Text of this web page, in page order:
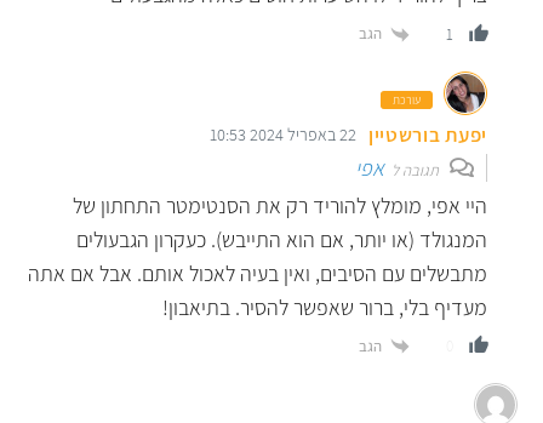
1 הגב
עורכת
יפעת בורשטיין 22 באפריל 2024 10:53
תגובה לאפי
היי אפי, מומלץ להוריד רק את הסנטימטר התחתון של
המנגולד (או יותר, אם הוא התייבש). כעקרון הגבעולים
מתבשלים עם הסיבים, ואין בעיה לאכול אותם. אבל אם אתה
מעדיף בלי, ברור שאפשר להסיר. בתיאבון!
הגב